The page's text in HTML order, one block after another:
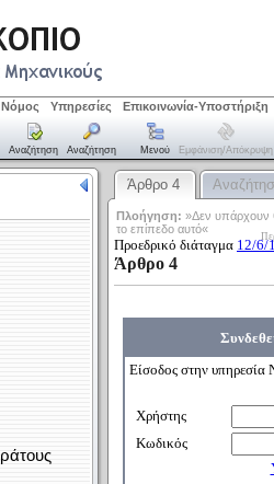
Νόμος Υπηρεσίες Επικοινωνία-Υποστήριξη
Αναζήτηση Αναζήτηση Μενού Εμφάνιση/απόκρυψη
Άρθρο 4